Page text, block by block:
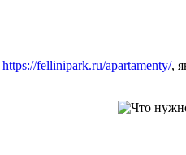
https://fellinipark.ru/apartamenty/,